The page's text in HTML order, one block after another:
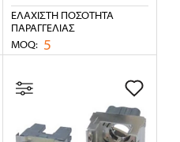
ΕΛΆΧΙΣΤΗ ΠΟΣΌΤΗΤΑ
ΠΑΡΑΓΓΕΛΊΑΣ
MOQ: 5